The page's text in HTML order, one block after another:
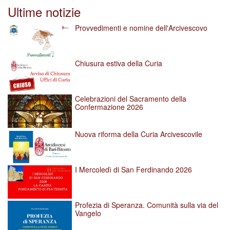
per
vedere
l'immagine
alle
dimensioni
originali…
Ultime notizie
Provvedimenti e nomine dell'Arcivescovo
Chiusura estiva della Curia
Celebrazioni del Sacramento della
Confermazione 2026
Nuova riforma della Curia Arcivescovile
I Mercoledì di San Ferdinando 2026
Profezia di Speranza. Comunità sulla via del
Vangelo